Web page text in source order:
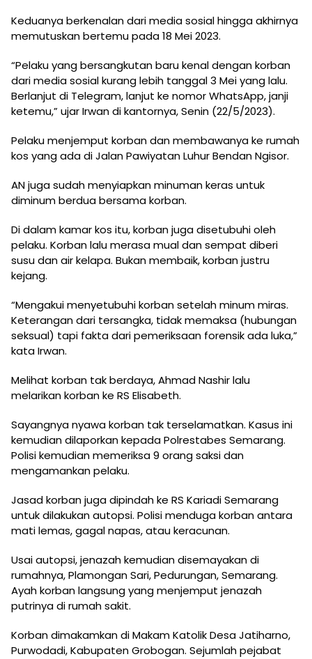
Keduanya berkenalan dari media sosial hingga akhirnya
memutuskan bertemu pada 18 Mei 2023.
“Pelaku yang bersangkutan baru kenal dengan korban
dari media sosial kurang lebih tanggal 3 Mei yang lalu.
Berlanjut di Telegram, lanjut ke nomor WhatsApp, janji
ketemu,” ujar Irwan di kantornya, Senin (22/5/2023).
Pelaku menjemput korban dan membawanya ke rumah
kos yang ada di Jalan Pawiyatan Luhur Bendan Ngisor.
AN juga sudah menyiapkan minuman keras untuk
diminum berdua bersama korban.
Di dalam kamar kos itu, korban juga disetubuhi oleh
pelaku. Korban lalu merasa mual dan sempat diberi
susu dan air kelapa. Bukan membaik, korban justru
kejang.
“Mengakui menyetubuhi korban setelah minum miras.
Keterangan dari tersangka, tidak memaksa (hubungan
seksual) tapi fakta dari pemeriksaan forensik ada luka,”
kata Irwan.
Melihat korban tak berdaya, Ahmad Nashir lalu
melarikan korban ke RS Elisabeth.
Sayangnya nyawa korban tak terselamatkan. Kasus ini
kemudian dilaporkan kepada Polrestabes Semarang.
Polisi kemudian memeriksa 9 orang saksi dan
mengamankan pelaku.
Jasad korban juga dipindah ke RS Kariadi Semarang
untuk dilakukan autopsi. Polisi menduga korban antara
mati lemas, gagal napas, atau keracunan.
Usai autopsi, jenazah kemudian disemayakan di
rumahnya, Plamongan Sari, Pedurungan, Semarang.
Ayah korban langsung yang menjemput jenazah
putrinya di rumah sakit.
Korban dimakamkan di Makam Katolik Desa Jatiharno,
Purwodadi, Kabupaten Grobogan. Sejumlah pejabat